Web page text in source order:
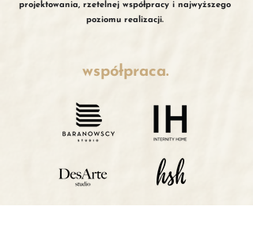
projektowania, rzetelnej współpracy i najwyższego
poziomu realizacji.
współpraca.